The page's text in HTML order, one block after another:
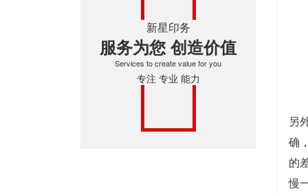
新星印务
服务为您 创造价值
Services to create value for you
专注 专业 能力
另
确
的
慢